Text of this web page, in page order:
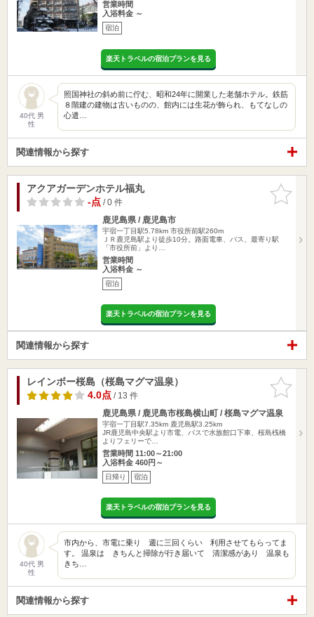
営業時間
入浴料金 ～
宿泊
楽天トラベルの宿泊プランを見る
40代 男
性
照国神社の斜め前に佇む、昭和24年に開業した老舗ホテル。鉄筋
８階建の建物は古いものの、館内には生花が飾られ、もてなしの
心遣…
関連情報から探す
お気に入
りに追加
アクアガーデンホテル福丸
-点/ 0 件
鹿児島県 / 鹿児島市
宇宿一丁目駅5.78km 市役所前駅260m
ＪＲ鹿児島駅より徒歩10分。路面電車、バス、最寄り駅
「市役所前」より…
営業時間
入浴料金 ～
宿泊
楽天トラベルの宿泊プランを見る
関連情報から探す
お気に入
りに追加
レインボー桜島（桜島マグマ温泉）
4.0点/ 13 件
鹿児島県 / 鹿児島市桜島横山町 / 桜島マグマ温泉
宇宿一丁目駅7.35km 鹿児島駅3.25km
JR鹿児島中央駅より市電、バスで水族館口下車、桜島桟橋
よりフェリーで…
営業時間 11:00～21:00
入浴料金 460円～
日帰り 宿泊
楽天トラベルの宿泊プランを見る
40代 男
性
市内から、市電に乗り 週に三回くらい 利用させてもらってま
す。 温泉は きちんと掃除が行き届いて 清潔感があり 温泉も
きち…
関連情報から探す